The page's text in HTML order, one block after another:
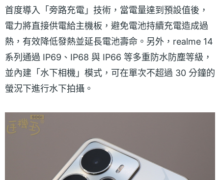
首度導入「旁路充電」技術，當電量達到預設值後，
電力將直接供電給主機板，避免電池持續充電造成過
熱，有效降低發熱並延長電池壽命。另外，realme 14
系列通過 IP69、IP68 與 IP66 等多重防水防塵等級，
並內建「水下相機」模式，可在單次不超過 30 分鐘的
螢況下進行水下拍攝。